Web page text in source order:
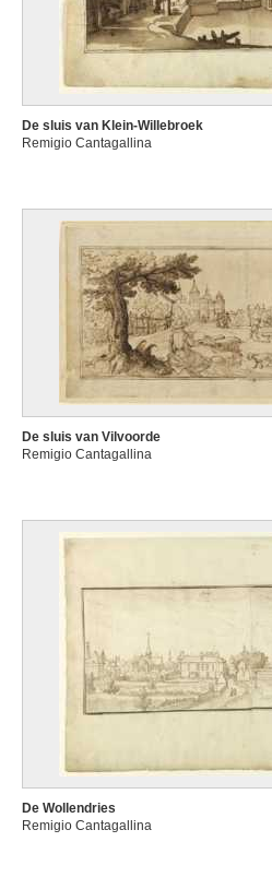
De sluis van Klein-Willebroek
Remigio Cantagallina
De sluis van Vilvoorde
Remigio Cantagallina
De Wollendries
Remigio Cantagallina